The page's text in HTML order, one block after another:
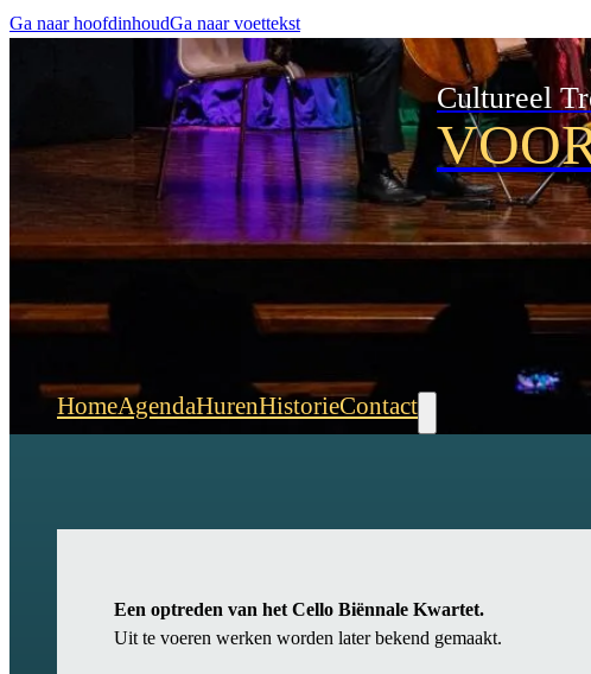
Ga naar hoofdinhoudGa naar voettekst
Cultureel
HomeAgendaHurenHistorieContact
Een optreden van het Cello Biënnale Kwartet.
Uit te voeren werken worden later bekend gemaakt.